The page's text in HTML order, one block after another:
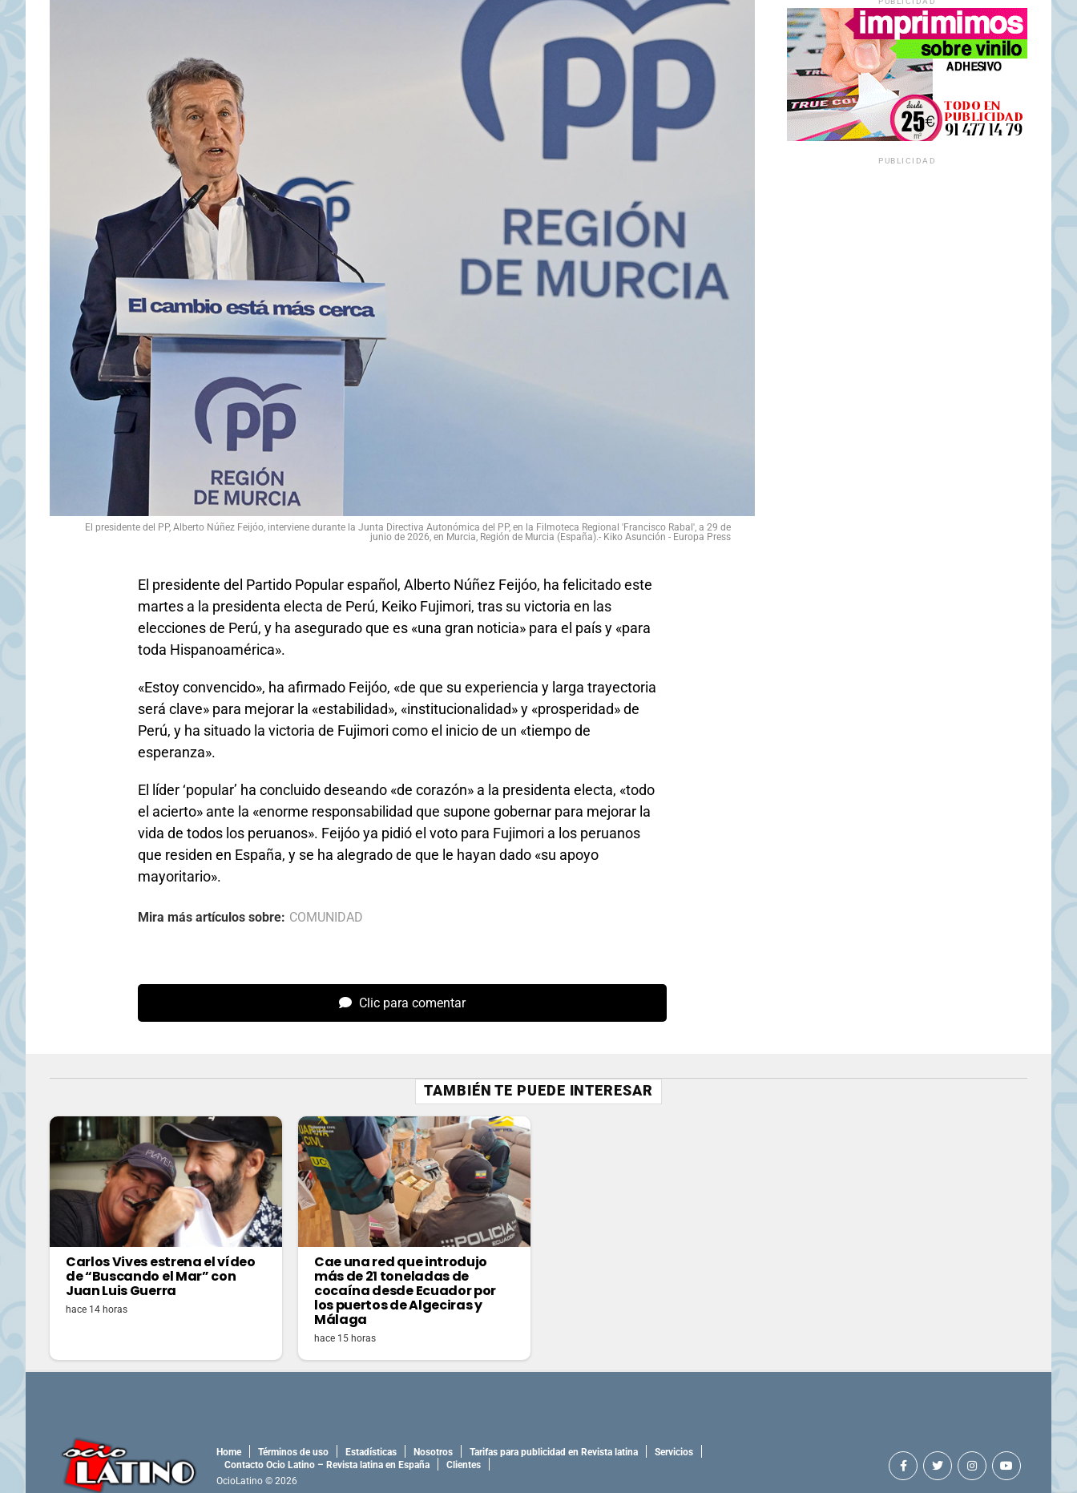
El presidente del PP, Alberto Núñez Feijóo, interviene durante la Junta Directiva Autonómica del PP, en la Filmoteca Regional 'Francisco Rabal', a 29 de
junio de 2026, en Murcia, Región de Murcia (España).- Kiko Asunción - Europa Press
El presidente del Partido Popular español, Alberto Núñez Feijóo, ha felicitado este
martes a la presidenta electa de Perú, Keiko Fujimori, tras su victoria en las
elecciones de Perú, y ha asegurado que es «una gran noticia» para el país y «para
toda Hispanoamérica».
«Estoy convencido», ha afirmado Feijóo, «de que su experiencia y larga trayectoria
será clave» para mejorar la «estabilidad», «institucionalidad» y «prosperidad» de
Perú, y ha situado la victoria de Fujimori como el inicio de un «tiempo de
esperanza».
El líder ‘popular’ ha concluido deseando «de corazón» a la presidenta electa, «todo
el acierto» ante la «enorme responsabilidad que supone gobernar para mejorar la
vida de todos los peruanos». Feijóo ya pidió el voto para Fujimori a los peruanos
que residen en España, y se ha alegrado de que le hayan dado «su apoyo
mayoritario».
Mira más artículos sobre: COMUNIDAD
Clic para comentar
PUBLICIDAD
TAMBIÉN TE PUEDE INTERESAR
Carlos Vives estrena el vídeo
de “Buscando el Mar” con
Juan Luis Guerra
hace 14 horas
Cae una red que introdujo
más de 21 toneladas de
cocaína desde Ecuador por
los puertos de Algeciras y
Málaga
hace 15 horas
Home Términos de uso Estadísticas Nosotros Tarifas para publicidad en Revista latina
Servicios
Contacto Ocio Latino – Revista latina en España
Clientes
OcioLatino © 2026